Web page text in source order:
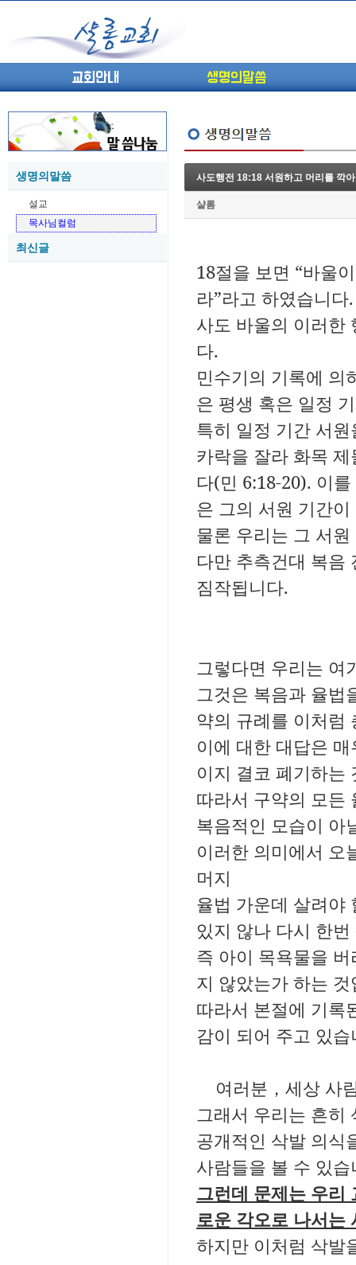
교회안내 생명의말씀
생명의말씀
설교
목사님컬럼
최신글
05-26 (고린도전서12) 고전7:23-40 ...
05-20 (고린도전서9) 고전5:1-13 ...
05-18 (고린도전서7) 고전4:1-8 판...
사도행전 18:18 서원하고 머리를 깍
샬롬
18절을 보면 “바울
라”라고 하였습니다.
사도 바울의 이러한
다.
민수기의 기록에 의
은 평생 혹은 일정
특히 일정 기간 서
카락을 잘라 화목
다(민 6:18-20). 이
은 그의 서원 기간
물론 우리는 그 서
다만 추측건대 복음
짐작됩니다.
그렇다면 우리는 여
그것은 복음과 율법
약의 규례를 이처럼
이에 대한 대답은
이지 결코 폐기하
따라서 구약의 모든
복음적인 모습이 아
이러한 의미에서 오
머지
율법 가운데 살려야
있지 않나 다시 한
즉 아이 목욕물을
지 않았는가 하는 것
따라서 본절에 기록
감이 되어 주고 있습
여러분，세상 사
그래서 우리는 흔히
공개적인 삭발 의식
사람들을 볼 수 있습
그런데 문제는 우리
로운 각오로 나서는
하지만 이처럼 삭발